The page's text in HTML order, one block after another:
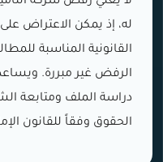
له، إذ يمكن الاعتراض على
القانونية المناسبة
الرفض غير مبررة.
دراسة الملف ومتابعة
الحقوق وفقاً للقانون